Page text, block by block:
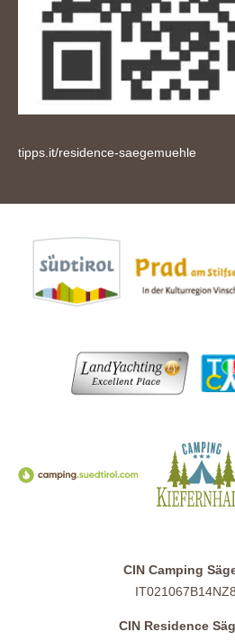
tipps.it/residence-saegemuehle
CIN Camping
CIN Residence